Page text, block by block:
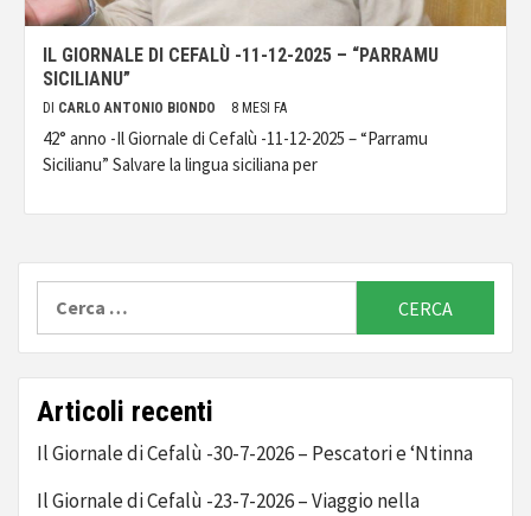
IL GIORNALE DI CEFALÙ -11-12-2025 – “PARRAMU
SICILIANU”
DI CARLO ANTONIO BIONDO 8 MESI FA
42° anno -Il Giornale di Cefalù -11-12-2025 – “Parramu
Sicilianu” Salvare la lingua siciliana per
Articoli recenti
Il Giornale di Cefalù -30-7-2026 – Pescatori e ‘Ntinna
Il Giornale di Cefalù -23-7-2026 – Viaggio nella